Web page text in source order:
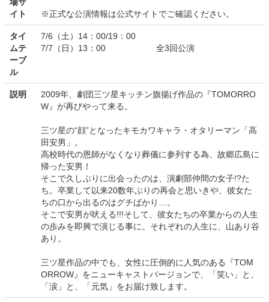
イト
※正式な公演情報は公式サイトでご確認ください。
タイ
ムテ
ーブ
ル
7/6（土）14：00/19：00
7/7（日）13：00 全3回公演
説明
2009年、劇団三ツ星キッチン旗揚げ作品の『TOMORRO
W』が再びやって来る。
三ツ星の“顔”となったキモカワキャラ・オタリーマン「高
田安男」。
高校時代の恩師がなくなり葬儀に参列する為、故郷広島に
帰った安男！
そこで久しぶりに出会ったのは、演劇部仲間の女子!?た
ち。卒業して以来20数年ぶりの再会と思いきや、彼女た
ちの口から出るのはグチばかり…。
そこで安男が吠える!!!そして、彼女たちの卒業からの人生
の歩みを即興で演じる事に。それぞれの人生に、山あり谷
あり。
三ツ星作品の中でも、女性に圧倒的に人気のある『TOM
ORROW』をニューキャストバージョンで、「笑い」と、
「涙」と、「元気」をお届け致します。